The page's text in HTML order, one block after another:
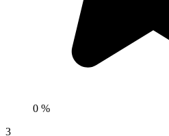
0 %
3